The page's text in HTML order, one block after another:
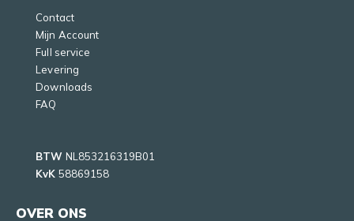
Contact
Mijn Account
Full service
Levering
Downloads
FAQ
BTW NL853216319B01
KvK 58869158
OVER ONS